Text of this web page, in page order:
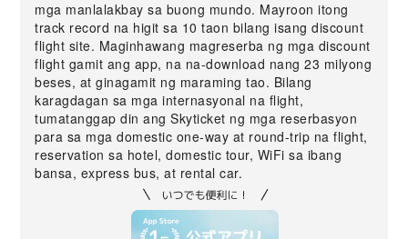
mga manlalakbay sa buong mundo. Mayroon itong
track record na higit sa 10 taon bilang isang discount
flight site. Maginhawang magreserba ng mga discount
flight gamit ang app, na na-download nang 23 milyong
beses, at ginagamit ng maraming tao. Bilang
karagdagan sa mga internasyonal na flight,
tumatanggap din ang Skyticket ng mga reserbasyon
para sa mga domestic one-way at round-trip na flight,
reservation sa hotel, domestic tour, WiFi sa ibang
bansa, express bus, at rental car.